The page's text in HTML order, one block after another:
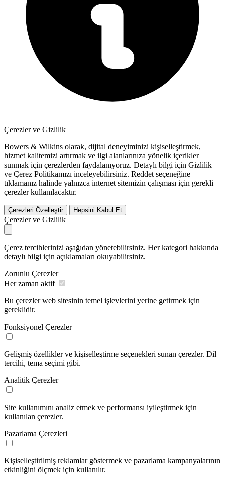
Çerezler ve Gizlilik
Bowers & Wilkins olarak, dijital deneyiminizi kişiselleştirmek,
hizmet kalitemizi artırmak ve ilgi alanlarınıza yönelik içerikler
sunmak için çerezlerden faydalanıyoruz. Detaylı bilgi için Gizlilik
ve Çerez Politikamızı inceleyebilirsiniz. Reddetseçeneğine
tıklamanız halinde yalnızca internet sitemizin çalışması için gerekli
çerezler kullanılacaktır.
Çerezleri Özelleştir Hepsini Kabul Et
Çerezler ve Gizlilik
Çerez tercihlerinizi aşağıdan yönetebilirsiniz. Her kategori hakkında
detaylı bilgi için açıklamaları okuyabilirsiniz.
Zorunlu Çerezler
Her zaman aktif
Bu çerezler web sitesinin temel işlevlerini yerine getirmek için
gereklidir.
Fonksiyonel Çerezler
Gelişmiş özellikler ve kişiselleştirme seçenekleri sunan çerezler. Dil
tercihi, tema seçimi gibi.
Analitik Çerezler
Site kullanımını analiz etmek ve performansı iyileştirmek için
kullanılan çerezler.
Pazarlama Çerezleri
Kişiselleştirilmiş reklamlar göstermek ve pazarlama kampanyalarının
etkinliğini ölçmek için kullanılır.